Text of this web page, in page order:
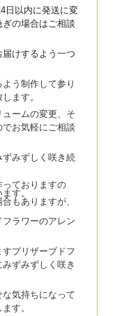
日以内に発送に変
ぎの場合はご相談
けするよう一つ
う制作して参り
ます。
ームの変更、そ
お気軽にご相談
みずしく咲き続
ておりますの
す。
もありますが、
ラワーのアレン
すプリザーブドフ
ずみずしく咲き
気持ちになって
す。